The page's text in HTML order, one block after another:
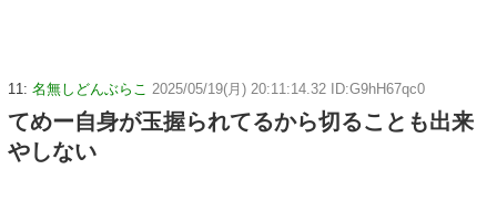
11: 名無しどんぶらこ 2025/05/19(月) 20:11:14.32 ID:G9hH67qc0
てめー自身が玉握られてるから切ることも出来
やしない